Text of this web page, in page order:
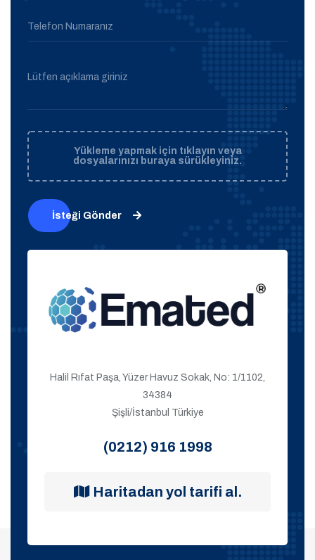
Telefon Numaranız
Lütfen açıklama giriniz
Yükleme yapmak için tıklayın veya
dosyalarınızı buraya sürükleyiniz.
İsteği Gönder
Halil Rıfat Paşa, Yüzer Havuz Sokak, No: 1/1102,
34384
Şişli/İstanbul Türkiye
(0212) 916 1998
Haritadan yol tarifi al.